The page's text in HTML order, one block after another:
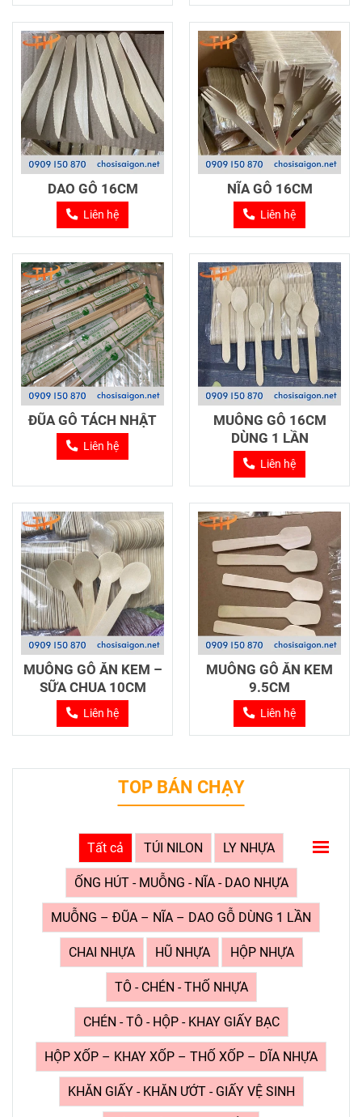
DAO GỖ 16CM
Liên hệ
NĨA GỖ 16CM
Liên hệ
ĐŨA GỖ TÁCH NHẬT
Liên hệ
MUỖNG GỖ 16CM
DÙNG 1 LẦN
Liên hệ
MUỖNG GỖ ĂN KEM –
SỮA CHUA 10CM
Liên hệ
MUỖNG GỖ ĂN KEM
9.5CM
Liên hệ
TOP BÁN CHẠY
Tất cả TÚI NILON LY NHỰA
ỐNG HÚT - MUỖNG - NĨA - DAO NHỰA
MUỖNG – ĐŨA – NĨA – DAO GỖ DÙNG 1 LẦN
CHAI NHỰA HŨ NHỰA HỘP NHỰA
TÔ - CHÉN - THỐ NHỰA
CHÉN - TÔ - HỘP - KHAY GIẤY BẠC
HỘP XỐP – KHAY XỐP – THỐ XỐP – DĨA NHỰA
KHĂN GIẤY - KHĂN ƯỚT - GIẤY VỆ SINH